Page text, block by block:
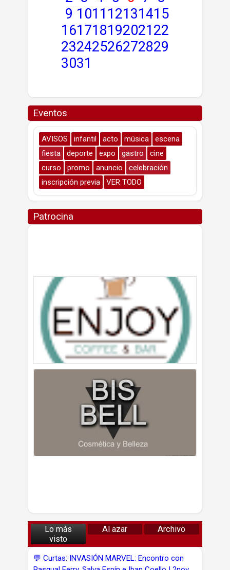
9 1011 12131415
16171819202122
23242526272829
3031
Eventos
AVISOS infantil acto música
escena
fiesta
deporte expo gastro
cine
curso
promo anuncio
celebración
inscripción previa
VER TODO
Patrocina
Lo más
visto
Al azar Archivo
💬 Curtas: INVASIÓN MARVEL: Encontro con